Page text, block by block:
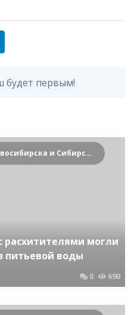
будет первым!
Криминальные новости Новосибирска и Сибирского региона
расхитителями могли
питьевой воды
0 690